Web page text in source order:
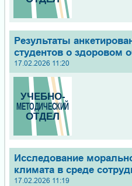
Результаты
студентов о здоровом
17.02.2026 11:20
Исследование
климата в среде
17.02.2026 11:19